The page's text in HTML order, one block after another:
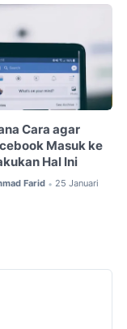
Cara agar
Masuk ke
Hal Ini
Farid • 25 Januari